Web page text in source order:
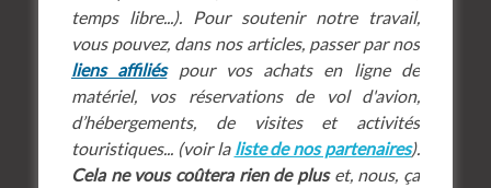
Intérêt :♥♥ ♥♥
Lieu très passant en été, le col du Pré est
inaccessible en hiver car recouvert de
neige. Le seul moyen est alors d’y monter
enen raquettesouen ski. L’itinéraire est
court et facile, idéal donc pour une
temps libre...). Pour soutenir notre travail,
vous pouvez, dans nos articles, passer par nos
liens affiliéspour vos achats en ligne de
matériel, vos réservations de vol d'avion,
d’hébergements, de visites et activités
touristiques... (voir la liste de nos partenaires).
Cela ne vous coûtera rien de pluset, nous, ça